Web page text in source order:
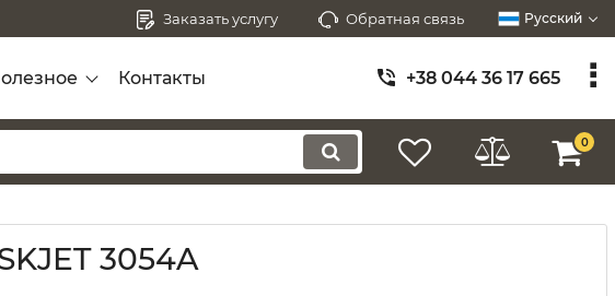
Заказать услугу Обратная связь Русский
Контакты +38 044 36 17 665
0
3054A